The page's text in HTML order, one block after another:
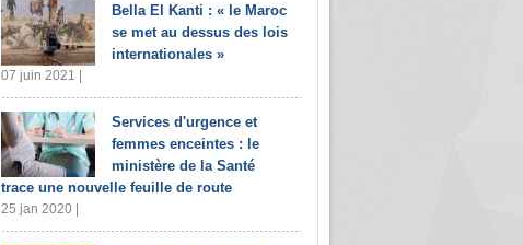
Bella El Kanti : « le Maroc
se met au dessus des lois
internationales »
07 juin 2021 |
Services d'urgence et
femmes enceintes : le
ministère de la Santé
trace une nouvelle feuille de route
25 jan 2020 |